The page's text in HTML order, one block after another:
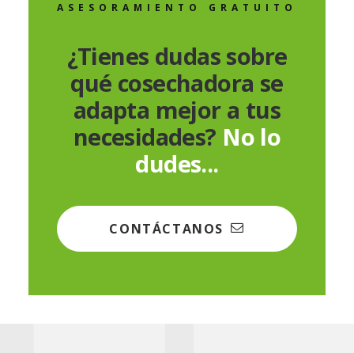
ASESORAMIENTO GRATUITO
¿Tienes dudas sobre
qué cosechadora se
adapta mejor a tus
necesidades? No lo
dudes...
CONTÁCTANOS